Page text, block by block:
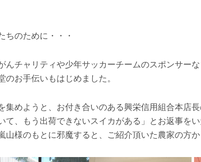
ちのために・・・
んチャリティや少年サッカーチームのスポンサー
のお手伝いもはじめました。
集めようと、お付き合いのある興栄信用組合本店
て、もう出荷できないスイカがある」とお返事
山様のもとに邪魔すると、ご紹介頂いた農家の方